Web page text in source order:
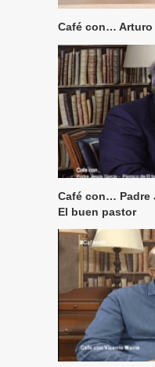
Café con… Arturo
Café con… Padre
El buen pastor